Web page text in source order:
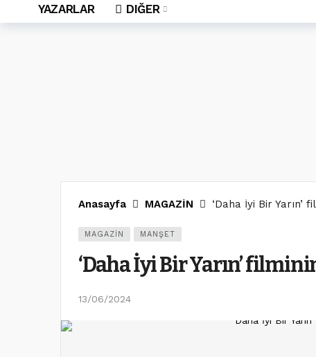
YAZARLAR
DIĞER
Anasayfa MAGAZİN ‘Daha İyi Bir Yarın’
MAGAZİN MANŞET
‘Daha İyi Bir Yarın’
13/06/2024